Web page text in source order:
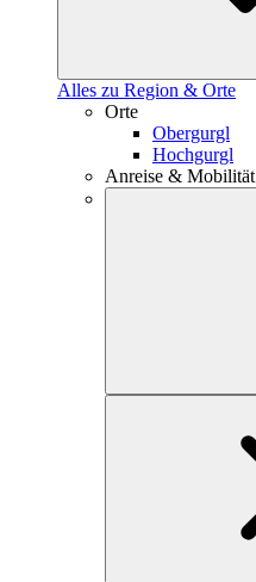
Alles zu Region & Orte
Orte
Obergurgl
Hochgurgl
Anreise & Mobilität